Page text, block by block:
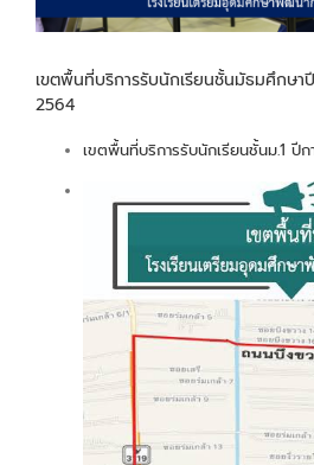
เขตพื้นที่บริการรับนักเรียนชั้นมัธมศึกษา
2564
เขตพื้นที่บริการรับนักเรียนชั้นม.1 ปี